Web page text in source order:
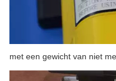
met een gewicht van niet